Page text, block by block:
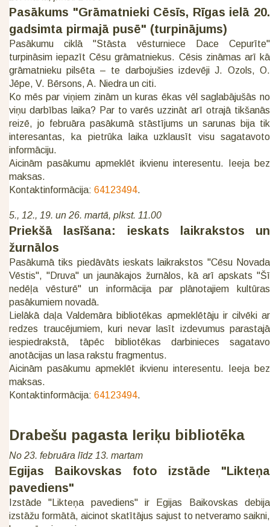
Pasākums "Grāmatnieki Cēsīs, Rīgas ielā 20.
gadsimta pirmajā pusē" (turpinājums)
Pasākumu ciklā "Stāsta vēsturniece Dace Cepurīte"
turpināsim iepazīt Cēsu grāmatniekus. Cēsis zināmas arī kā
grāmatnieku pilsēta – te darbojušies izdevēji J. Ozols, O.
Jēpe, V. Bērsons, A. Niedra un citi.
Ko mēs par viņiem zinām un kuras ēkas vēl saglabājušās no
viņu darbības laika? Par to varēs uzzināt arī otrajā tikšanās
reizē, jo februāra pasākumā stāstījums un sarunas bija tik
interesantas, ka pietrūka laika uzklausīt visu sagatavoto
informāciju.
Aicinām pasākumu apmeklēt ikvienu interesentu. Ieeja bez
maksas.
Kontaktinformācija: 64123494.
5., 12., 19. un 26. martā, plkst. 11.00
Priekšā lasīšana: ieskats laikrakstos un
žurnālos
Pasākumā tiks piedāvāts ieskats laikrakstos "Cēsu Novada
Vēstis", "Druva" un jaunākajos žurnālos, kā arī apskats "Šī
nedēļa vēsturē" un informācija par plānotajiem kultūras
pasākumiem novadā.
Lielākā daļa Valdemāra bibliotēkas apmeklētāju ir cilvēki ar
redzes traucējumiem, kuri nevar lasīt izdevumus parastajā
iespiedrakstā, tāpēc bibliotēkas darbinieces sagatavo
anotācijas un lasa rakstu fragmentus.
Aicinām pasākumu apmeklēt ikvienu interesentu. Ieeja bez
maksas.
Kontaktinformācija: 64123494.
Drabešu pagasta Ieriķu bibliotēka
No 23. februāra līdz 13. martam
Egijas Baikovskas foto izstāde "Likteņa
pavediens"
Izstāde "Likteņa pavediens" ir Egijas Baikovskas debija
izstāžu formātā, aicinot skatītājus sajust to netveramo saikni,